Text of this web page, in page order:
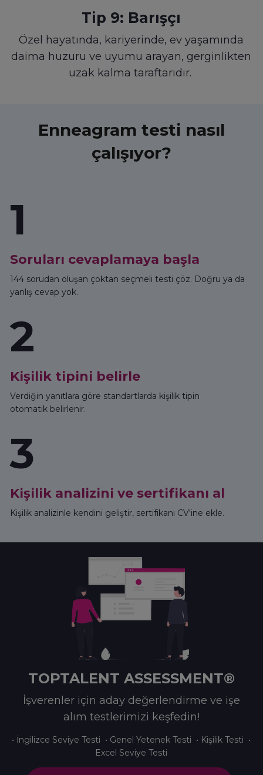
Tip 9: Barışçı
Özel hayatında, kariyerinde, ev yaşamında
daima huzuru ve uyumu arayan, gerginlikten
uzak kalma taraftarıdır.
Enneagram testi nasıl
çalışıyor?
1
Soruları cevaplamaya başla
144 sorudan oluşan çoktan seçmeli testi çöz. Doğru ya da
yanlış cevap yok.
2
Kişilik tipini belirle
Verdiğin yanıtlara göre standartlarda kişilik tipin
otomatik belirlenir.
3
Kişilik analizini ve sertifikanı al
Kişilik analizinle kendini geliştir, sertifikanı CV'ine ekle.
TOPTALENT ASSESSMENT®
İşverenler için aday değerlendirme ve işe
alım testlerimizi keşfedin!
• İngilizce Seviye Testi • Genel Yetenek Testi • Kişilik Testi •
Excel Seviye Testi